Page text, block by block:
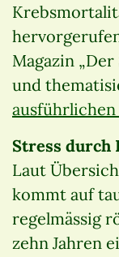
Magazin
und
Stress durch
Laut
kommt auf
regelmässig
zehn Jahren